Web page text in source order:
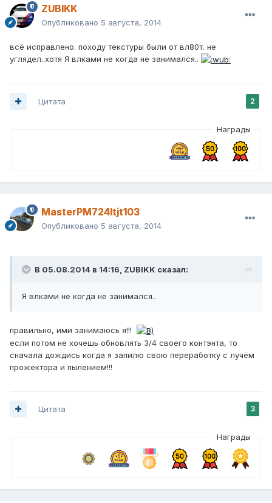
ZUBIKK
Опубликовано 5 августа, 2014
всё исправлено. походу текстуры были от вл80т. не
углядел..хотя Я влками не когда не занимался..
2
Цитата
Награды
MasterPM724ltjt103
Опубликовано 5 августа, 2014
В 05.08.2014 в 14:16, ZUBIKK сказал:
Я влками не когда не занимался..
правильно, ими занимаюсь я!!!
если потом не хочешь обновлять 3/4 своего контэнта, то
сначала дождись когда я запилю свою переработку с лучём
прожектора и пылением!!!
3
Цитата
Награды